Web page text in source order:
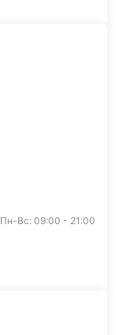
Пн-Вс: 09:00 - 21:00